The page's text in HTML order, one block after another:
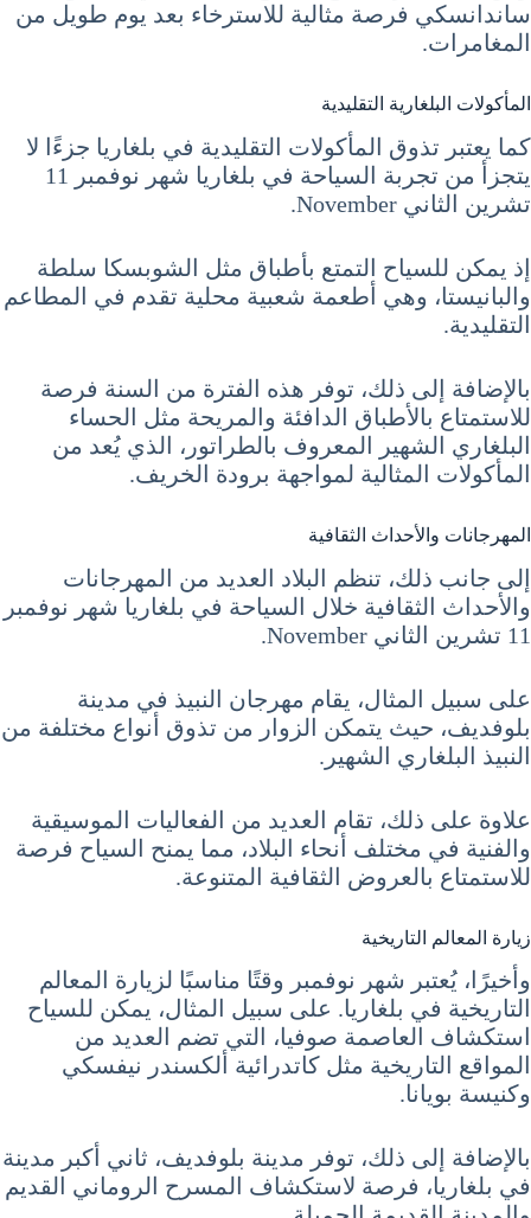
ساندانسكي فرصة مثالية للاسترخاء بعد يوم طويل من
المغامرات.
المأكولات البلغارية التقليدية
كما يعتبر تذوق المأكولات التقليدية في بلغاريا جزءًا لا
يتجزأ من تجربة السياحة في بلغاريا شهر نوفمبر 11
تشرين الثاني November.
إذ يمكن للسياح التمتع بأطباق مثل الشوبسكا سلطة
والبانيستا، وهي أطعمة شعبية محلية تقدم في المطاعم
التقليدية.
بالإضافة إلى ذلك، توفر هذه الفترة من السنة فرصة
للاستمتاع بالأطباق الدافئة والمريحة مثل الحساء
البلغاري الشهير المعروف بالطراتور، الذي يُعد من
المأكولات المثالية لمواجهة برودة الخريف.
المهرجانات والأحداث الثقافية
إلى جانب ذلك، تنظم البلاد العديد من المهرجانات
والأحداث الثقافية خلال السياحة في بلغاريا شهر نوفمبر
11 تشرين الثاني November.
على سبيل المثال، يقام مهرجان النبيذ في مدينة
بلوفديف، حيث يتمكن الزوار من تذوق أنواع مختلفة من
النبيذ البلغاري الشهير.
علاوة على ذلك، تقام العديد من الفعاليات الموسيقية
والفنية في مختلف أنحاء البلاد، مما يمنح السياح فرصة
للاستمتاع بالعروض الثقافية المتنوعة.
زيارة المعالم التاريخية
وأخيرًا، يُعتبر شهر نوفمبر وقتًا مناسبًا لزيارة المعالم
التاريخية في بلغاريا. على سبيل المثال، يمكن للسياح
استكشاف العاصمة صوفيا، التي تضم العديد من
المواقع التاريخية مثل كاتدرائية ألكسندر نيفسكي
وكنيسة بويانا.
بالإضافة إلى ذلك، توفر مدينة بلوفديف، ثاني أكبر مدينة
في بلغاريا، فرصة لاستكشاف المسرح الروماني القديم